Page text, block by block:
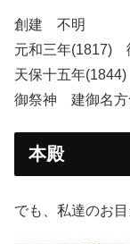
創建 不明
元和三年(1817)
天保十五年
御祭神 建御名方
本殿
でも、私達のお